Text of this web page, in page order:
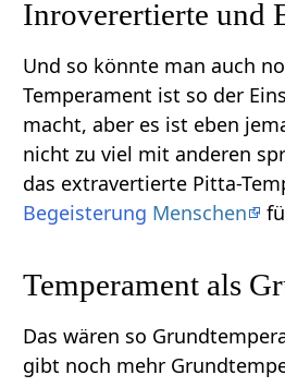
Inroverertierte und
Und so könnte man auch
Temperament ist so der
macht, aber es ist eben
nicht zu viel mit anderen
das extravertierte Pitta-
Begeisterung Menschen
Temperament als
Das wären so
gibt noch mehr